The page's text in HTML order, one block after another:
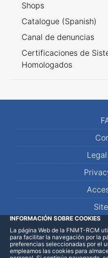
Shops
Catalogue (Spanish)
Canal de denuncias
Certificaciones de
Homologados
LinkedInFacebook
INFORMACIÓN SOBRE COOKIES
La página Web de la FNMT-RCM
para facilitar la navegación por la
preferencias seleccionadas por el
empleamos las cookies para